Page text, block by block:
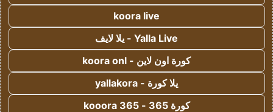
koora live
Yalla Live - يلا لايف
كورة اون لاين - koora onl
يلا كورة - yallakora
كورة 365 - kooora 365